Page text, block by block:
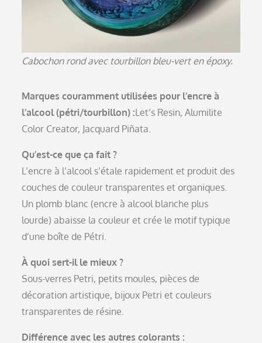
Cabochon rond avec tourbillon bleu-vert en époxy.
Marques couramment utilisées pour l’encre à
l’alcool (pétri/tourbillon) :Let’s Resin, Alumilite
Color Creator, Jacquard Piñata.
Qu’est-ce que ça fait ?
L’encre à l’alcool s’étale rapidement et produit des
couches de couleur transparentes et organiques.
Un plomb blanc (encre à alcool blanche plus
lourde) abaisse la couleur et crée le motif typique
d’une boîte de Pétri.
À quoi sert-il le mieux ?
Sous-verres Petri, petits moules, pièces de
décoration artistique, bijoux Petri et couleurs
transparentes de résine.
Différence avec les autres colorants :